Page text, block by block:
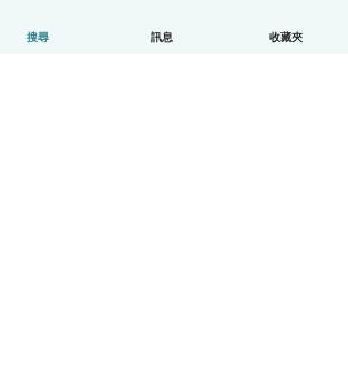
搜尋 訊息 收藏夾